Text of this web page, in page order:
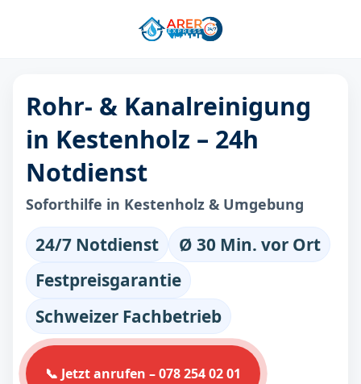
Rohr- & Kanalreinigung
in Kestenholz – 24h
Notdienst
Soforthilfe in Kestenholz & Umgebung
24/7 Notdienst
Ø 30 Min. vor Ort
Festpreisgarantie
Schweizer Fachbetrieb
📞 Jetzt anrufen – 078 254 02 01